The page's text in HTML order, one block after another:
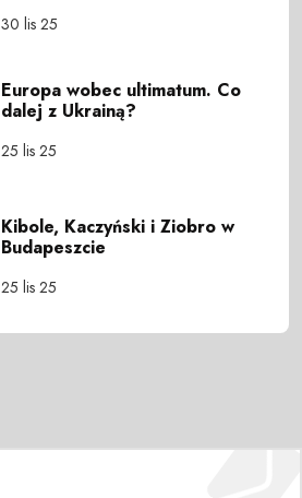
30 lis 25
Europa wobec ultimatum. Co
dalej z Ukrainą?
25 lis 25
Kibole, Kaczyński i Ziobro w
Budapeszcie
25 lis 25